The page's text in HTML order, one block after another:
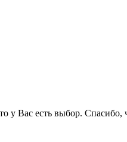
у Вас есть выбор. Спасибо,